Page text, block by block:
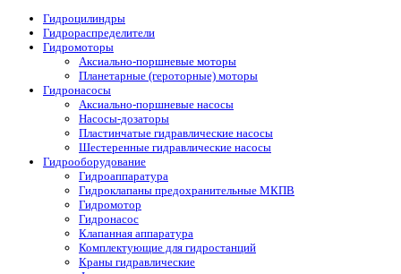
Гидроцилиндры
Гидрораспределители
Гидромоторы
Аксиально-поршневые моторы
Планетарные (героторные) моторы
Гидронасосы
Аксиально-поршневые насосы
Насосы-дозаторы
Пластинчатые гидравлические насосы
Шестеренные гидравлические насосы
Гидрооборудование
Гидроаппаратура
Гидроклапаны предохранительные МКПВ
Гидромотор
Гидронасос
Клапанная аппаратура
Комплектующие для гидростанций
Краны гидравлические